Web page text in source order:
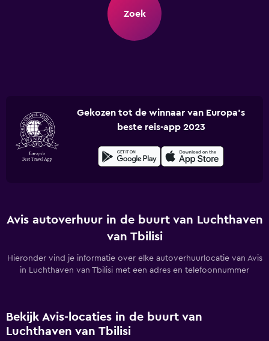
Zoek
Gekozen tot de winnaar van Europa's
beste reis-app 2023
Avis autoverhuur in de buurt van Luchthaven
van Tbilisi
Hieronder vind je informatie over elke autoverhuurlocatie van Avis
in Luchthaven van Tbilisi met een adres en telefoonnummer
Bekijk Avis-locaties in de buurt van
Luchthaven van Tbilisi